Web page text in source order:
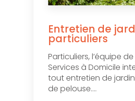
Entretien de
particuliers
Particuliers, l’équipe
Services à Domicile
tout entretien de
de pelouse....